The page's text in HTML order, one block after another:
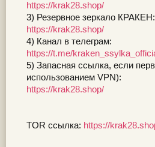
https://krak28.shop/
3) Резервное зеркалo КРАКЕH:
https://krak28.shop/
4) Канал в телеграм:
https://t.me/
5) Запасная ссылка, если
использованием VPN):
https://krak28.shop/
TOR ссылка: https://